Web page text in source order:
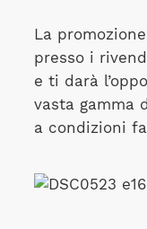
La
presso i
e ti darà
vasta gamma
a condizioni